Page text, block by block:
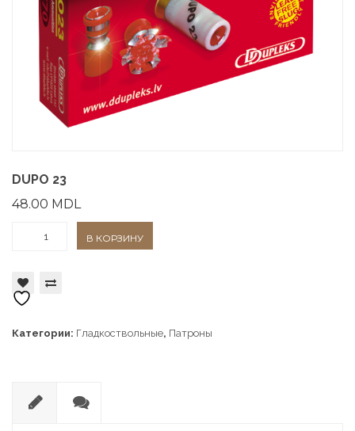
DUPO 23
48.00 MDL
23
В КОРЗИНУ
Категории: Гладкоствольные, Патроны